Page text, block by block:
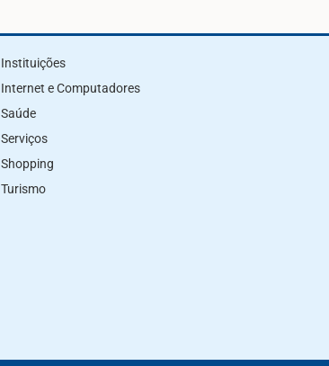
Instituições
Internet e Computadores
Saúde
Serviços
Shopping
Turismo